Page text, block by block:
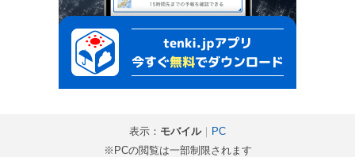
表示： モバイル｜ PC
※PCの閲覧は一部制限されます